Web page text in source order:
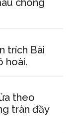
chóng
trích Bài
hoài.
theo
tràn đầy